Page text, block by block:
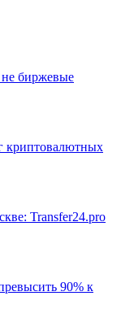
биржевые
криптовалютных
Transfer24.pro
90% к